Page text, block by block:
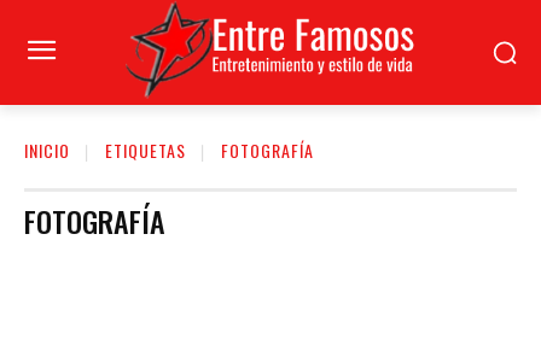
INICIO ETIQUETAS FOTOGRAFÍA
FOTOGRAFÍA